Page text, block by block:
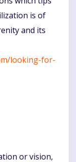
is of
and its
looking-for-
or vision,